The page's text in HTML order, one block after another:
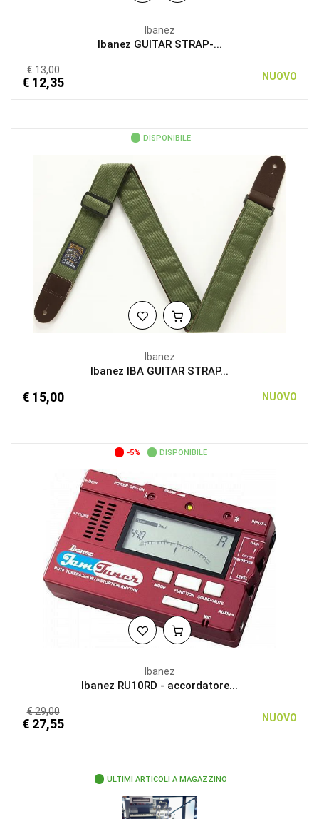
Ibanez
Ibanez GUITAR STRAP-...
€ 13,00
€ 12,35 NUOVO
DISPONIBILE
Ibanez
Ibanez IBA GUITAR STRAP...
€ 15,00 NUOVO
-5% DISPONIBILE
Ibanez
Ibanez RU10RD - accordatore...
€ 29,00
€ 27,55 NUOVO
ULTIMI ARTICOLI A MAGAZZINO